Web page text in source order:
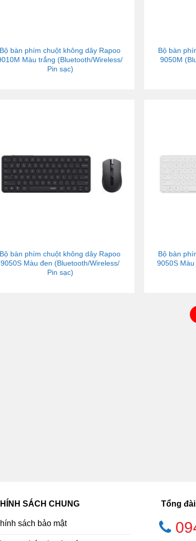
Bộ bàn phím chuột không dây Rapoo
Màu trắng (Bluetooth/Wireless/
Pin sạc)
Bộ bàn
9050M
Bộ bàn phím chuột không dây Rapoo
9050S Màu đen (Bluetooth/Wireless/
Pin sạc)
Bộ bàn
9050S
SÁCH CHUNG
sách bảo mật
Tổng